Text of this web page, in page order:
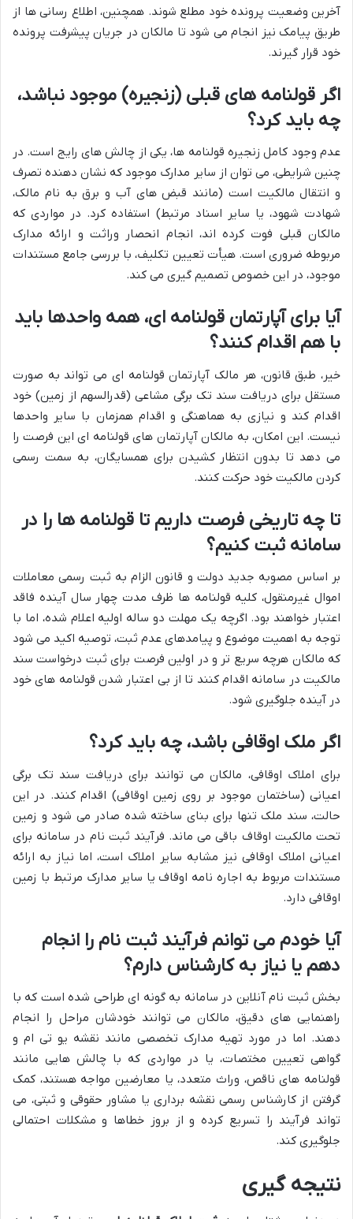
آخرین وضعیت پرونده خود مطلع شوند. همچنین، اطلاع رسانی ها از
طریق پیامک نیز انجام می شود تا مالکان در جریان پیشرفت پرونده
خود قرار گیرند.
اگر قولنامه های قبلی (زنجیره) موجود نباشد،
چه باید کرد؟
عدم وجود کامل زنجیره قولنامه ها، یکی از چالش های رایج است. در
چنین شرایطی، می توان از سایر مدارک موجود که نشان دهنده تصرف
و انتقال مالکیت است (مانند قبض های آب و برق به نام مالک،
شهادت شهود، یا سایر اسناد مرتبط) استفاده کرد. در مواردی که
مالکان قبلی فوت کرده اند، انجام انحصار وراثت و ارائه مدارک
مربوطه ضروری است. هیأت تعیین تکلیف، با بررسی جامع مستندات
موجود، در این خصوص تصمیم گیری می کند.
آیا برای آپارتمان قولنامه ای، همه واحدها باید
با هم اقدام کنند؟
خیر، طبق قانون، هر مالک آپارتمان قولنامه ای می تواند به صورت
مستقل برای دریافت سند تک برگی مشاعی (قدرالسهم از زمین) خود
اقدام کند و نیازی به هماهنگی و اقدام همزمان با سایر واحدها
نیست. این امکان، به مالکان آپارتمان های قولنامه ای این فرصت را
می دهد تا بدون انتظار کشیدن برای همسایگان، به سمت رسمی
کردن مالکیت خود حرکت کنند.
تا چه تاریخی فرصت داریم تا قولنامه ها را در
سامانه ثبت کنیم؟
بر اساس مصوبه جدید دولت و قانون الزام به ثبت رسمی معاملات
اموال غیرمنقول، کلیه قولنامه ها ظرف مدت چهار سال آینده فاقد
اعتبار خواهند بود. اگرچه یک مهلت دو ساله اولیه اعلام شده، اما با
توجه به اهمیت موضوع و پیامدهای عدم ثبت، توصیه اکید می شود
که مالکان هرچه سریع تر و در اولین فرصت برای ثبت درخواست سند
مالکیت در سامانه اقدام کنند تا از بی اعتبار شدن قولنامه های خود
در آینده جلوگیری شود.
اگر ملک اوقافی باشد، چه باید کرد؟
برای املاک اوقافی، مالکان می توانند برای دریافت سند تک برگی
اعیانی (ساختمان موجود بر روی زمین اوقافی) اقدام کنند. در این
حالت، سند ملک تنها برای بنای ساخته شده صادر می شود و زمین
تحت مالکیت اوقاف باقی می ماند. فرآیند ثبت نام در سامانه برای
اعیانی املاک اوقافی نیز مشابه سایر املاک است، اما نیاز به ارائه
مستندات مربوط به اجاره نامه اوقاف یا سایر مدارک مرتبط با زمین
اوقافی دارد.
آیا خودم می توانم فرآیند ثبت نام را انجام
دهم یا نیاز به کارشناس دارم؟
بخش ثبت نام آنلاین در سامانه به گونه ای طراحی شده است که با
راهنمایی های دقیق، مالکان می توانند خودشان مراحل را انجام
دهند. اما در مورد تهیه مدارک تخصصی مانند نقشه یو تی ام و
گواهی تعیین مختصات، یا در مواردی که با چالش هایی مانند
قولنامه های ناقص، وراث متعدد، یا معارضین مواجه هستند، کمک
گرفتن از کارشناس رسمی نقشه برداری یا مشاور حقوقی و ثبتی، می
تواند فرآیند را تسریع کرده و از بروز خطاها و مشکلات احتمالی
جلوگیری کند.
نتیجه گیری